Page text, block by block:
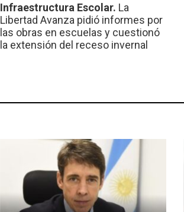
Infraestructura Escolar. La
Libertad Avanza pidió informes por
las obras en escuelas y cuestionó
la extensión del receso invernal